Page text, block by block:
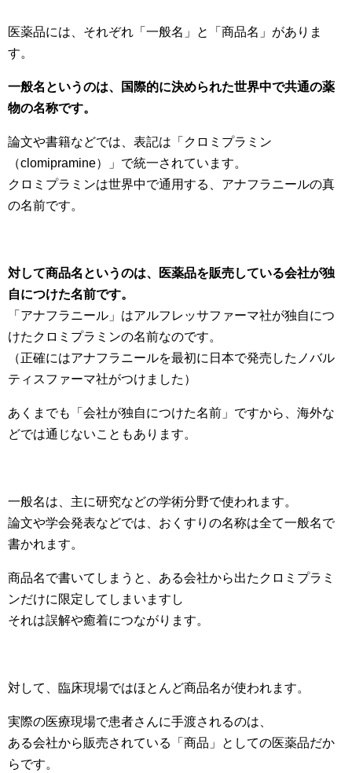
医薬品には、それぞれ「一般名」と「商品名」がありま
す。
一般名というのは、国際的に決められた世界中で共通の薬
物の名称です。
論文や書籍などでは、表記は「クロミプラミン
（clomipramine）」で統一されています。
クロミプラミンは世界中で通用する、アナフラニールの真
の名前です。
対して商品名というのは、医薬品を販売している会社が独
自につけた名前です。
「アナフラニール」はアルフレッサファーマ社が独自につ
けたクロミプラミンの名前なのです。
（正確にはアナフラニールを最初に日本で発売したノバル
ティスファーマ社がつけました）
あくまでも「会社が独自につけた名前」ですから、海外な
どでは通じないこともあります。
一般名は、主に研究などの学術分野で使われます。
論文や学会発表などでは、おくすりの名称は全て一般名で
書かれます。
商品名で書いてしまうと、ある会社から出たクロミプラミ
ンだけに限定してしまいますし
それは誤解や癒着につながります。
対して、臨床現場ではほとんど商品名が使われます。
実際の医療現場で患者さんに手渡されるのは、
ある会社から販売されている「商品」としての医薬品だか
らです。